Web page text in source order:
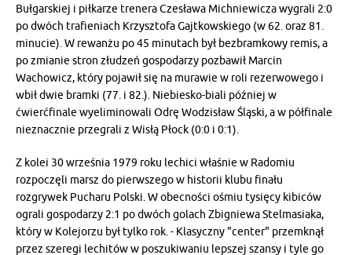
Bułgarskiej i piłkarze trenera Czesława Michniewicza wygrali 2:0
po dwóch trafieniach Krzysztofa Gajtkowskiego (w 62. oraz 81.
minucie). W rewanżu po 45 minutach był bezbramkowy remis, a
po zmianie stron złudzeń gospodarzy pozbawił Marcin
Wachowicz, który pojawił się na murawie w roli rezerwowego i
wbił dwie bramki (77. i 82.). Niebiesko-biali później w
ćwierćfinale wyeliminowali Odrę Wodzisław Śląski, a w półfinale
nieznacznie przegrali z Wisłą Płock (0:0 i 0:1).
Z kolei 30 września 1979 roku lechici właśnie w Radomiu
rozpoczęli marsz do pierwszego w historii klubu finału
rozgrywek Pucharu Polski. W obecności ośmiu tysięcy kibiców
ograli gospodarzy 2:1 po dwóch golach Zbigniewa Stelmasiaka,
który w Kolejorzu był tylko rok. - Klasyczny "center" przemknął
przez szeregi lechitów w poszukiwaniu lepszej szansy i tyle go